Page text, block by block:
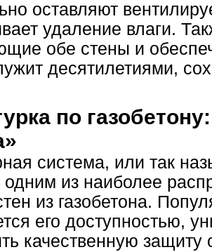
оставляют
удаление влаги.
обе стены и
десятилетиями,
по
система, или так
одним из наиболее
из газобетона.
его доступностью,
качественную